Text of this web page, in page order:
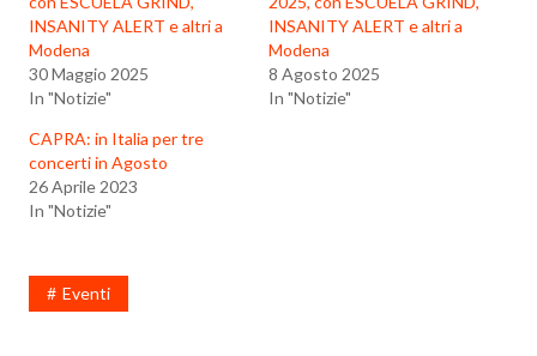
INSANITY ALERT e altri a
Modena
30 Maggio 2025
In "Notizie"
INSANITY ALERT e altri a
Modena
8 Agosto 2025
In "Notizie"
CAPRA: in Italia per tre
concerti in Agosto
26 Aprile 2023
In "Notizie"
Eventi